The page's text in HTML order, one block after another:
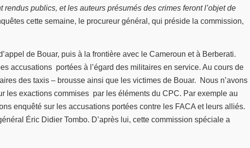
publics, et les auteurs présumés des crimes feront l’objet de
cette semaine, le procureur général, qui préside la commission,
de Bouar, puis à la frontière avec le Cameroun et à Berberati.
accusations portées à l’égard des militaires en service. Au cours de
des taxis – brousse ainsi que les victimes de Bouar. Nous n’avons
les exactions commises par les éléments du CPC. Par exemple au
enquêté sur les accusations portées contre les FACA et leurs alliés.
Éric Didier Tombo. D’après lui, cette commission spéciale a